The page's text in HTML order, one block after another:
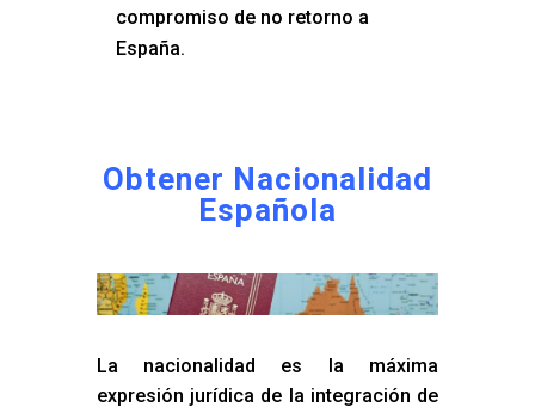
compromiso de no retorno a
España.
Obtener Nacionalidad
Española
La nacionalidad es la máxima
expresión jurídica de la integración de